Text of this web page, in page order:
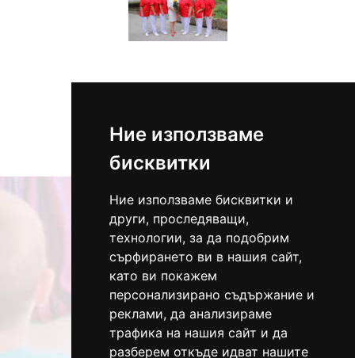
Ние използваме
бисквитки
Ние използваме бисквитки и
други, проследяващи,
технологии, за да подобрим
сърфирането ви в нашия сайт,
като ви покажем
персонализирано съдържание и
реклами, да анализираме
трафика на нашия сайт и да
разберем откъде идват нашите
Всички
Адрес:
Варна, ж.к. „Възраждане“ до бл.53